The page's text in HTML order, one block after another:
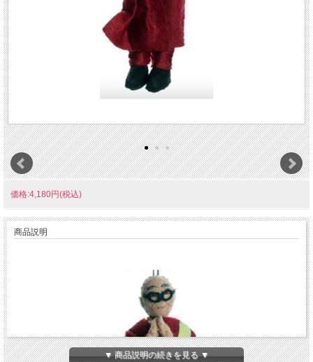
価格:4,180円(税込)
商品説明
▼ 商品説明の続きを見る ▼